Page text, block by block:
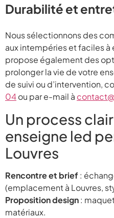
Durabilité et
Nous sélectionnons des
aux intempéries et faciles
propose également des
prolonger la vie de votre
de suivi ou d’intervention,
04ou par e-mail à
Un process
enseigne led
Louvres
Rencontre et brief :
(emplacement à Louvres,
Proposition design:
matériaux.